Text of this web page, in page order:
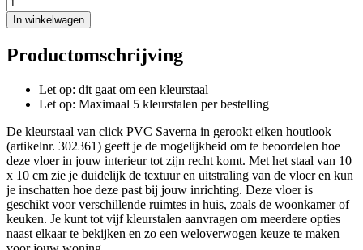
In winkelwagen
Productomschrijving
Let op: dit gaat om een kleurstaal
Let op: Maximaal 5 kleurstalen per bestelling
De kleurstaal van click PVC Saverna in gerookt eiken houtlook
(artikelnr. 302361) geeft je de mogelijkheid om te beoordelen hoe
deze vloer in jouw interieur tot zijn recht komt. Met het staal van 10
x 10 cm zie je duidelijk de textuur en uitstraling van de vloer en kun
je inschatten hoe deze past bij jouw inrichting. Deze vloer is
geschikt voor verschillende ruimtes in huis, zoals de woonkamer of
keuken. Je kunt tot vijf kleurstalen aanvragen om meerdere opties
naast elkaar te bekijken en zo een weloverwogen keuze te maken